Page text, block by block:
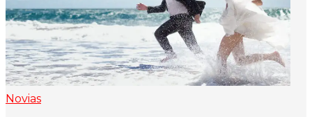
Novias